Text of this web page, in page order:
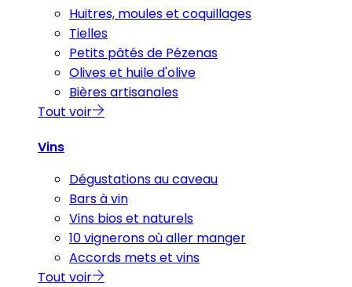
Huitres, moules et coquillages
Tielles
Petits pâtés de Pézenas
Olives et huile d'olive
Bières artisanales
Tout voir
Vins
Dégustations au caveau
Bars à vin
Vins bios et naturels
10 vignerons où aller manger
Accords mets et vins
Tout voir